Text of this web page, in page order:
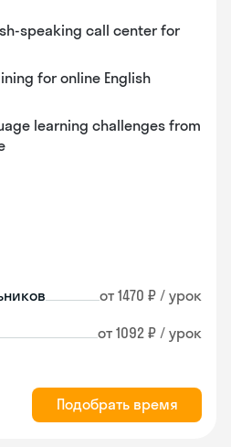
speaking call center for
for online English
learning challenges from
от 1470 ₽ / урок
от 1092 ₽ / урок
Подобрать время